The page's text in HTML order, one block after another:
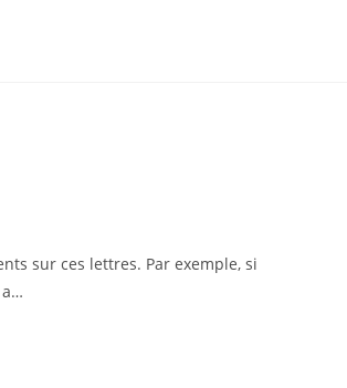
sur ces lettres. Par exemple, si
a…